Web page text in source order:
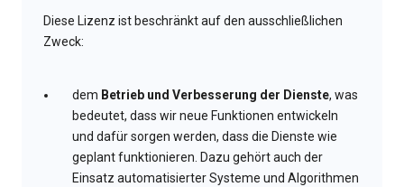
Diese Lizenz ist beschränkt auf den ausschließlichen
Zweck:
dem Betrieb und Verbesserung der Dienste, was
bedeutet, dass wir neue Funktionen entwickeln
und dafür sorgen werden, dass die Dienste wie
geplant funktionieren. Dazu gehört auch der
Einsatz automatisierter Systeme und Algorithmen